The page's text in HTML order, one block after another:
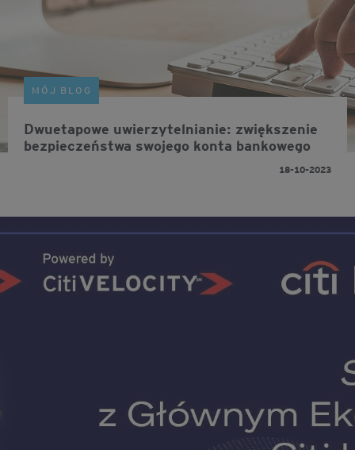
MÓJ BLOG
Dwuetapowe uwierzytelnianie: zwiększenie
bezpieczeństwa swojego konta bankowego
18-10-2023